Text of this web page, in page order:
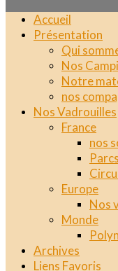
Accueil
Présentation
Qui
Nos
Notre
nos
Nos Vadrouilles
France
nos
Europe
Nos
Monde
Archives
Liens Favoris